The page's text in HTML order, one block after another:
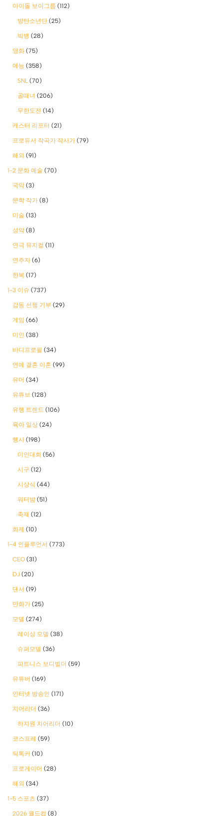
아이돌 보이그룹 (112)
방탄소년단 (25)
빅뱅 (28)
영화 (75)
예능 (358)
SNL (70)
골때녀 (206)
무한도전 (14)
캐스터 리포터 (21)
프로듀서 작곡가 작사가 (79)
해외 (91)
1-2 문화 예술 (70)
국악 (3)
문학 작가 (8)
미술 (13)
성악 (8)
연극 뮤지컬 (11)
연주자 (6)
한복 (17)
1-3 이슈 (737)
감동 선행 기부 (29)
게임 (66)
미인 (38)
바디프로필 (34)
연예 결혼 이혼 (99)
유머 (34)
유튜브 (128)
유행 트렌드 (106)
육아 일상 (24)
행사 (198)
미인대회 (56)
시구 (12)
시상식 (44)
워터밤 (51)
축제 (12)
화제 (10)
1-4 인플루언서 (773)
CEO (31)
DJ (20)
댄서 (19)
만화가 (25)
모델 (274)
레이싱 모델 (38)
슈퍼모델 (36)
피트니스 보디빌더 (59)
유튜버 (169)
인터넷 방송인 (171)
치어리더 (36)
하지원 치어리더 (10)
코스프레 (59)
틱톡커 (10)
프로게이머 (28)
해외 (34)
1-5 스포츠 (37)
2026 월드컵 (8)